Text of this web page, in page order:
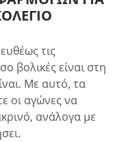
τις
βολικές είναι στη
Με αυτό, τα
οι αγώνες να
ανάλογα με